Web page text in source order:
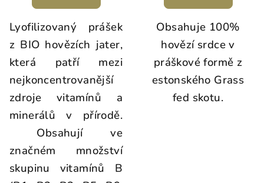
Lyofilizovaný prášek
z BIO hovězích jater,
která patří mezi
nejkoncentrovanější
zdroje vitamínů a
minerálů v přírodě.
Obsahují ve
značném množství
skupinu vitamínů B
Obsahuje 100%
hovězí srdce v
práškové formě z
estonského Grass
fed skotu.